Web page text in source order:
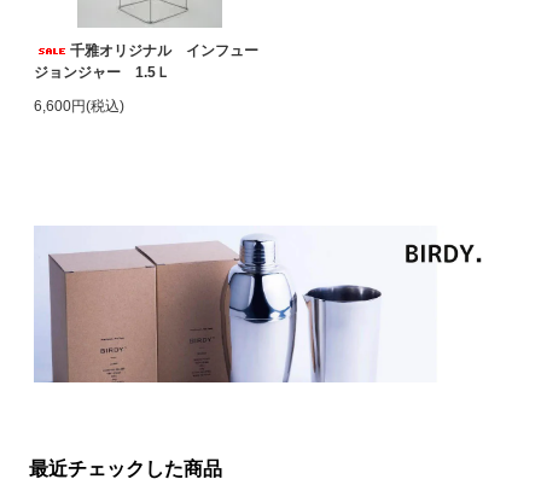
千雅オリジナル インフュー
ジョンジャー 1.5Ｌ
6,600円(税込)
最近チェックした商品